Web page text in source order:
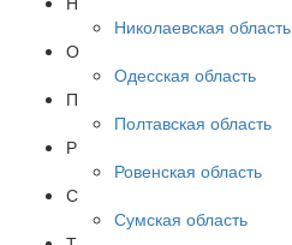
Николаевская область
О
Одесская область
П
Полтавская область
Р
Ровенская область
С
Сумская область